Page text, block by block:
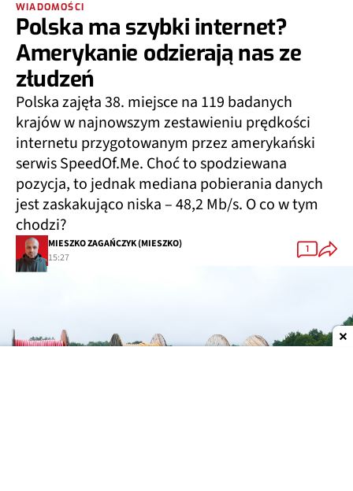
WIADOMOŚCI
Polska ma szybki internet?
Amerykanie odzierają nas ze
złudzeń
Polska zajęła 38. miejsce na 119 badanych
krajów w najnowszym zestawieniu prędkości
internetu przygotowanym przez amerykański
serwis SpeedOf.Me. Choć to spodziewana
pozycja, to jednak mediana pobierania danych
jest zaskakująco niska – 48,2 Mb/s. O co w tym
chodzi?
MIESZKO ZAGAŃCZYK (MIESZKO)
15:27
1